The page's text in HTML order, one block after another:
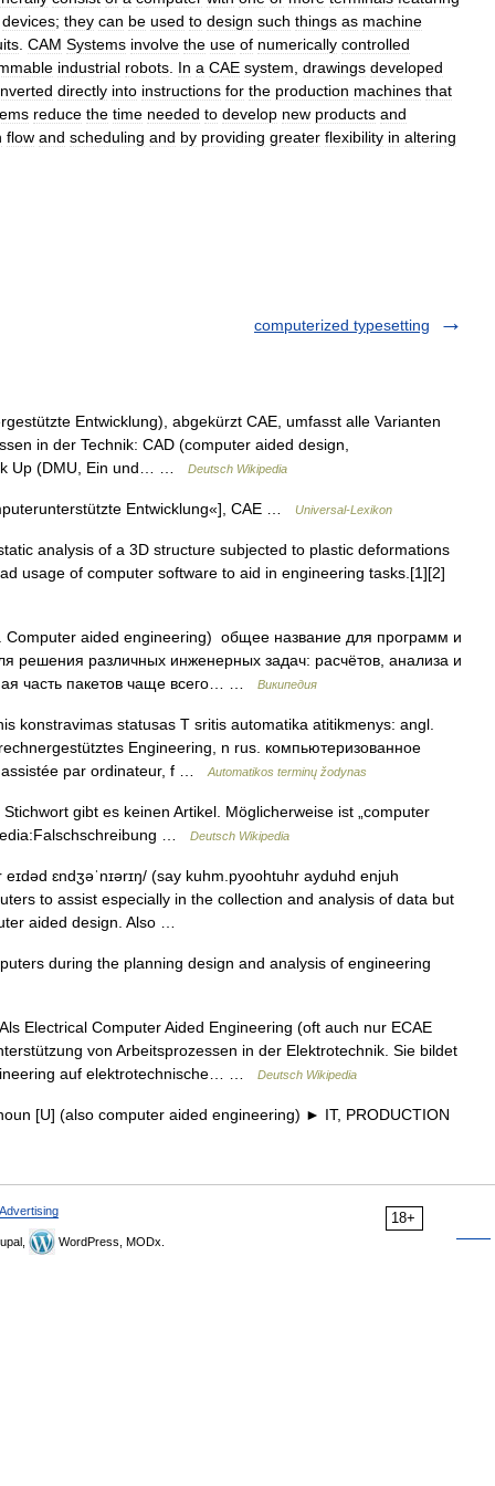
devices; they can be used to design such things as machine
CAM Systems involve the use of numerically controlled
industrial robots In a CAE system drawings developed
directly into instructions for the production machines that
reduce the time needed to develop new products and
flow and scheduling and by providing greater flexibility in altering
computerized typesetting
Entwicklung), abgekürzt CAE, umfasst alle Varianten
in der Technik: CAD (computer aided design,
Up (DMU, Ein und… …
Deutsch Wikipedia
Entwicklung«], CAE … Universal-Lexikon
analysis of a 3D structure subjected to plastic deformations
usage of computer software to aid in engineering tasks.[1][2]
aided engineering) общее название для программ и
решения различных инженерных задач: расчётов, анализа и
часть пакетов чаще всего… …
Википедия
konstravimas statusas T sritis automatika atitikmenys: angl.
Engineering, n rus. компьютеризованное
assistée par ordinateur, f …
Automatikos terminų žodynas
gibt es keinen Artikel. Möglicherweise ist „computer
…
Deutsch Wikipedia
ɛndʒəˈnɪərɪŋ/ (say kuhm.pyoohtuhr ayduhd enjuh
to assist especially in the collection and analysis of data but
aided design. Also …
during the planning design and analysis of engineering
Electrical Computer Aided Engineering (oft auch nur ECAE
von Arbeitsprozessen in der Elektrotechnik. Sie bildet
auf elektrotechnische… …
Deutsch Wikipedia
[U] (also computer aided engineering) ► IT, PRODUCTION
18+
Advertising
WordPress, MODx.